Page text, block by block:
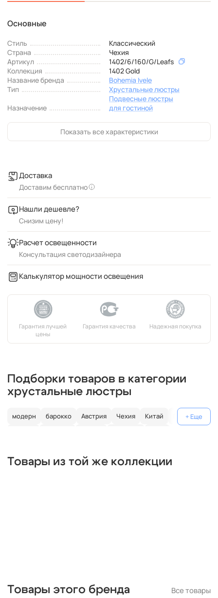
Основные
Стиль
Классический
Страна
Чехия
Артикул
1402/6/160/G/Leafs
Коллекция
1402 Gold
Название бренда
Bohemia Ivele
Тип
Хрустальные люстры
Подвесные люстры
Назначение
для гостиной
Показать все характеристики
Доставка
Доставим бесплатно
Нашли дешевле?
Снизим цену!
Расчет освещенности
Консультация светодизайнера
Калькулятор мощности освещения
Подборки товаров в категории
хрустальные люстры
модерн барокко Австрия Чехия Китай
Германия
круглые
классические светодиодные
кольцо
Товары из той же коллекции
Товары этого бренда Все товары